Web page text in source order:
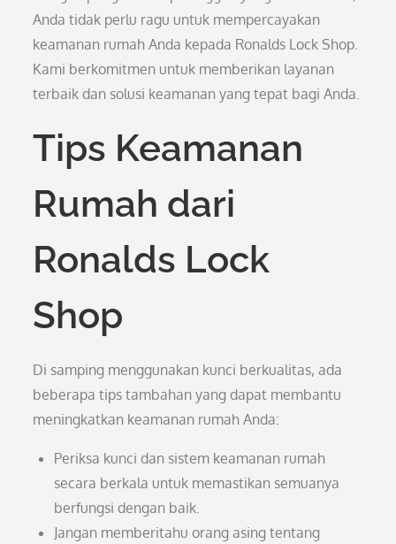
Anda tidak perlu ragu untuk mempercayakan
keamanan rumah Anda kepada Ronalds Lock Shop.
Kami berkomitmen untuk memberikan layanan
terbaik dan solusi keamanan yang tepat bagi Anda.
Tips Keamanan
Rumah dari
Ronalds Lock
Shop
Di samping menggunakan kunci berkualitas, ada
beberapa tips tambahan yang dapat membantu
meningkatkan keamanan rumah Anda:
Periksa kunci dan sistem keamanan rumah
secara berkala untuk memastikan semuanya
berfungsi dengan baik.
Jangan memberitahu orang asing tentang